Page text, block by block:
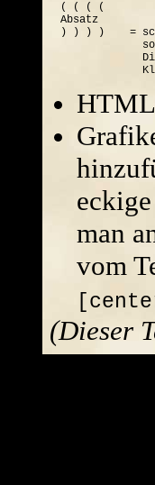
( ( ( (
Absatz
) ) ) )    =
man
vom
(Dieser